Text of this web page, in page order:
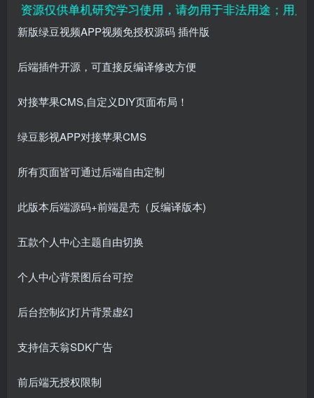
源仅供单机研究学习使用，请勿用于非法用途；用户付
新版绿豆视频APP视频免授权源码 插件版
后端插件开源，可直接反编译修改方便
对接苹果CMS,自定义DIY页面布局！
绿豆影视APP对接苹果CMS
所有页面皆可通过后端自由定制
此版本后端源码+前端是壳（反编译版本)
五款个人中心主题自由切换
个人中心背景图后台可控
后台控制幻灯片背景虚幻
支持信天翁SDK广告
前后端无授权限制